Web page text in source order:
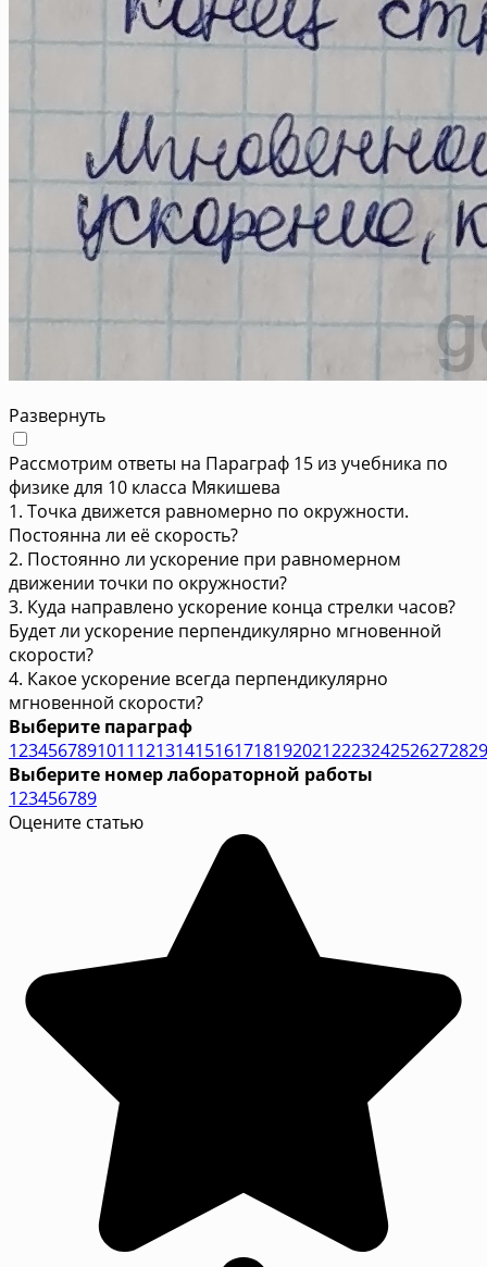
Развернуть
Рассмотрим ответы на Параграф 15 из учебника по
физике для 10 класса Мякишева
1. Точка движется равномерно по окружности.
Постоянна ли её скорость?
2. Постоянно ли ускорение при равномерном
движении точки по окружности?
3. Куда направлено ускорение конца стрелки часов?
Будет ли ускорение перпендикулярно мгновенной
скорости?
4. Какое ускорение всегда перпендикулярно
мгновенной скорости?
Выберите параграф
1234567891011121314151617181920212223242526272829
Выберите номер лабораторной работы
123456789
Оцените статью